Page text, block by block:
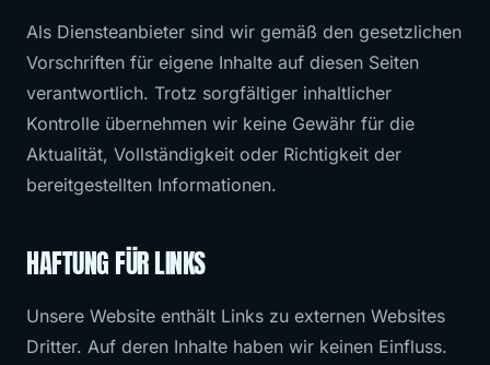
Als Diensteanbieter sind wir gemäß den gesetzlichen
Vorschriften für eigene Inhalte auf diesen Seiten
verantwortlich. Trotz sorgfältiger inhaltlicher
Kontrolle übernehmen wir keine Gewähr für die
Aktualität, Vollständigkeit oder Richtigkeit der
bereitgestellten Informationen.
HAFTUNG FÜR LINKS
Unsere Website enthält Links zu externen Websites
Dritter. Auf deren Inhalte haben wir keinen Einfluss.